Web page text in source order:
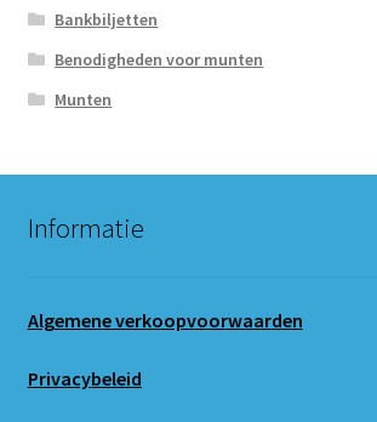
Bankbiljetten
Benodigheden voor munten
Munten
Informatie
Algemene verkoopvoorwaarden
Privacybeleid